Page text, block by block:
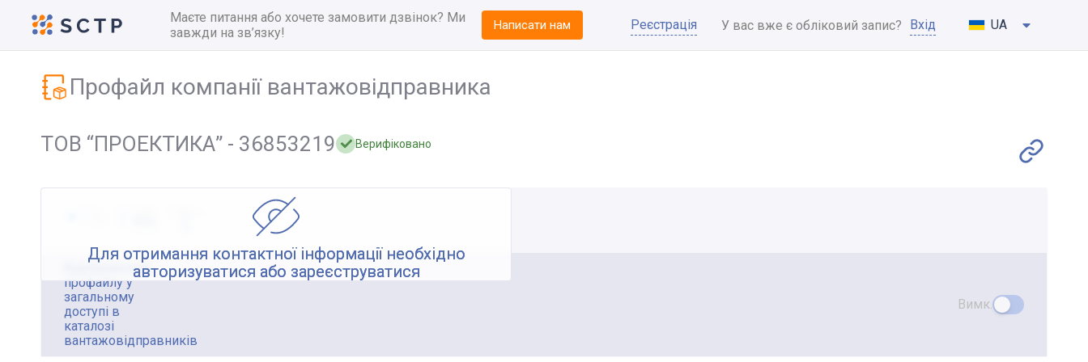
Маєте питання або хочете замовити дзвінок? Ми
завжди на зв’язку!
Написати нам Реєстрація У вас вже є обліковий запис? Вхід UA
Профайл компанії вантажовідправника
ТОВ “ПРОЕКТИКА” - 36853219 Верифіковано
Для отримання контактної інформації необхідно
авторизуватися або зареєструватися
Відображення
профайлу у
загальному
доступі в
каталозі
вантажовідправників
Вимк.